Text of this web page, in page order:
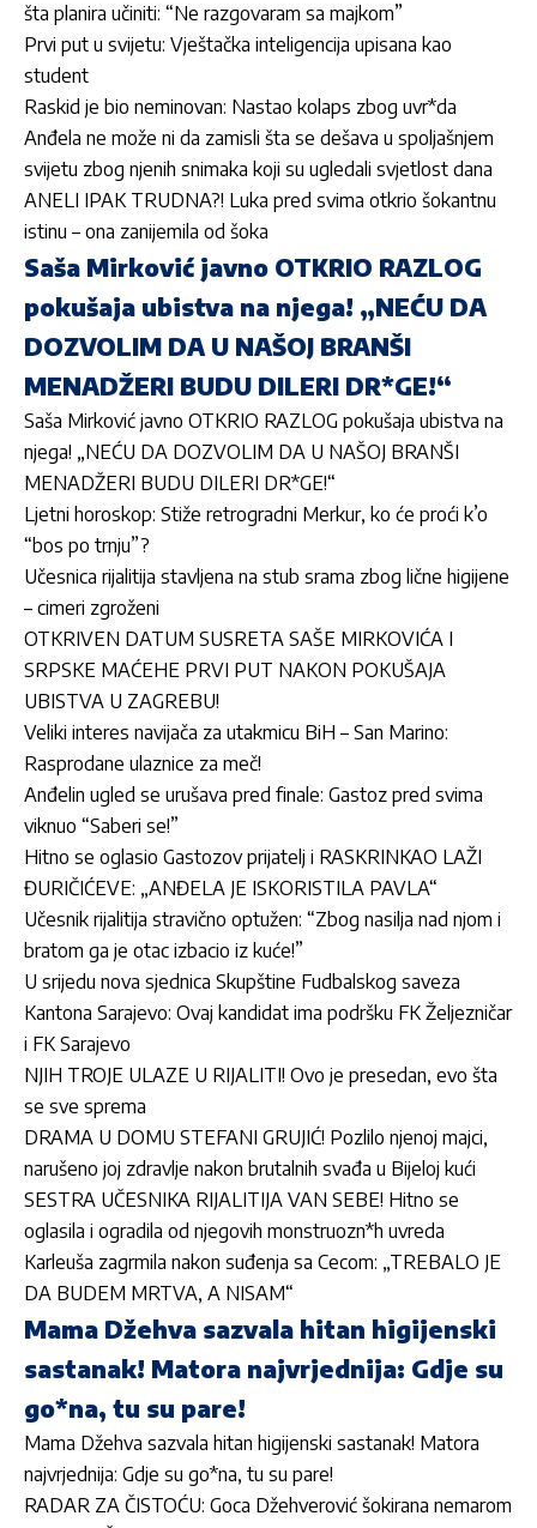
šta planira učiniti: “Ne razgovaram sa majkom”
Prvi put u svijetu: Vještačka inteligencija upisana kao
student
Raskid je bio neminovan: Nastao kolaps zbog uvr*da
Anđela ne može ni da zamisli šta se dešava u spoljašnjem
svijetu zbog njenih snimaka koji su ugledali svjetlost dana
ANELI IPAK TRUDNA?! Luka pred svima otkrio šokantnu
istinu – ona zanijemila od šoka
Saša Mirković javno OTKRIO RAZLOG
pokušaja ubistva na njega! „NEĆU DA
DOZVOLIM DA U NAŠOJ BRANŠI
MENADŽERI BUDU DILERI DR*GE!“
Saša Mirković javno OTKRIO RAZLOG pokušaja ubistva na
njega! „NEĆU DA DOZVOLIM DA U NAŠOJ BRANŠI
MENADŽERI BUDU DILERI DR*GE!“
Ljetni horoskop: Stiže retrogradni Merkur, ko će proći k’o
“bos po trnju”?
Učesnica rijalitija stavljena na stub srama zbog lične higijene
– cimeri zgroženi
OTKRIVEN DATUM SUSRETA SAŠE MIRKOVIĆA I
SRPSKE MAĆEHE PRVI PUT NAKON POKUŠAJA
UBISTVA U ZAGREBU!
Veliki interes navijača za utakmicu BiH – San Marino:
Rasprodane ulaznice za meč!
Anđelin ugled se urušava pred finale: Gastoz pred svima
viknuo “Saberi se!”
Hitno se oglasio Gastozov prijatelj i RASKRINKAO LAŽI
ĐURIČIĆEVE: „ANĐELA JE ISKORISTILA PAVLA“
Učesnik rijalitija stravično optužen: “Zbog nasilja nad njom i
bratom ga je otac izbacio iz kuće!”
U srijedu nova sjednica Skupštine Fudbalskog saveza
Kantona Sarajevo: Ovaj kandidat ima podršku FK Željezničar
i FK Sarajevo
NJIH TROJE ULAZE U RIJALITI! Ovo je presedan, evo šta
se sve sprema
DRAMA U DOMU STEFANI GRUJIĆ! Pozlilo njenoj majci,
narušeno joj zdravlje nakon brutalnih svađa u Bijeloj kući
SESTRA UČESNIKA RIJALITIJA VAN SEBE! Hitno se
oglasila i ogradila od njegovih monstruozn*h uvreda
Karleuša zagrmila nakon suđenja sa Cecom: „TREBALO JE
DA BUDEM MRTVA, A NISAM“
Mama Džehva sazvala hitan higijenski
sastanak! Matora najvrjednija: Gdje su
go*na, tu su pare!
Mama Džehva sazvala hitan higijenski sastanak! Matora
najvrjednija: Gdje su go*na, tu su pare!
RADAR ZA ČISTOĆU: Goca Džehverović šokirana nemarom